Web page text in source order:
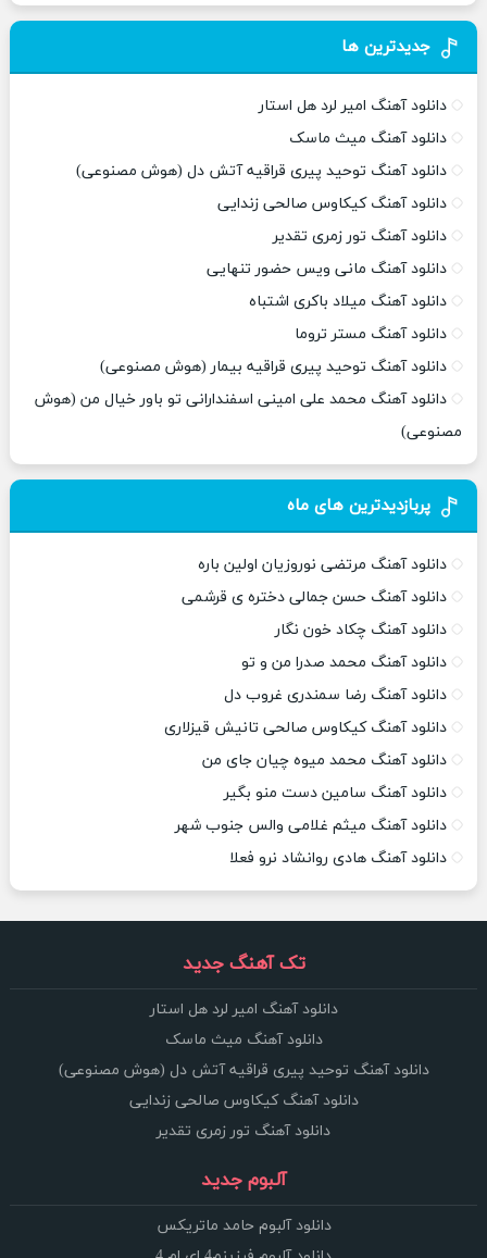
جدیدترین ها
دانلود آهنگ امیر لرد هل استار
دانلود آهنگ میث ماسک
دانلود آهنگ توحید پیری قراقیه آتش دل (هوش مصنوعی)
دانلود آهنگ کیکاوس صالحی زندایی
دانلود آهنگ تور زمری تقدیر
دانلود آهنگ مانی ویس حضور تنهایی
دانلود آهنگ میلاد باکری اشتباه
دانلود آهنگ مستر تروما
دانلود آهنگ توحید پیری قراقیه بیمار (هوش مصنوعی)
دانلود آهنگ محمد علی امینی اسفندارانی تو باور خیال من (هوش
مصنوعی)
پربازدیدترین های ماه
دانلود آهنگ مرتضی نوروزیان اولین باره
دانلود آهنگ حسن جمالی دختره ی قرشمی
دانلود آهنگ چکاد خون نگار
دانلود آهنگ محمد صدرا من و تو
دانلود آهنگ رضا سمندری غروب دل
دانلود آهنگ کیکاوس صالحی تانیش قیزلاری
دانلود آهنگ محمد میوه چیان جای من
دانلود آهنگ سامین دست منو بگیر
دانلود آهنگ میثم غلامی والس جنوب شهر
دانلود آهنگ هادی روانشاد نرو فعلا
تک آهنگ جدید
دانلود آهنگ امیر لرد هل استار
دانلود آهنگ میث ماسک
دانلود آهنگ توحید پیری قراقیه آتش دل (هوش مصنوعی)
دانلود آهنگ کیکاوس صالحی زندایی
دانلود آهنگ تور زمری تقدیر
آلبوم جدید
دانلود آلبوم حامد ماتریکس